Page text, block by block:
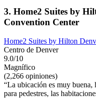
3. Home2 Suites by
Convention Center
Home2 Suites by Hilton
Centro de Denver
9.0/10
Magnífico
(2,266 opiniones)
“La ubicación es muy buena,
para pedestres, las